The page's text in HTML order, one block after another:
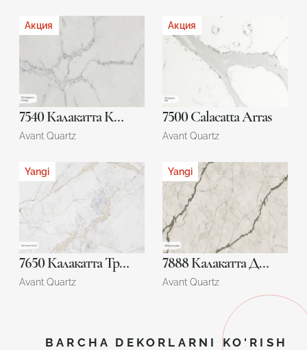
Акция
7540 Калакатта Конкорд
Avant Quartz
Акция
7500 Calacatta Arras
Avant Quartz
Yangi
7650 Калакатта Тру Лайт
Avant Quartz
Yangi
7888 Калакатта Динан
Avant Quartz
BARCHA DEKORLARNI KO'RISH